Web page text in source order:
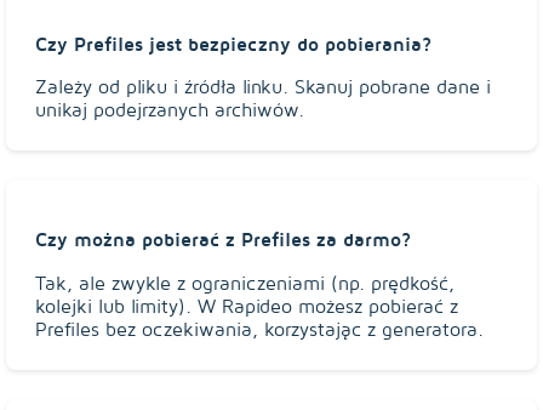
Czy Prefiles jest bezpieczny do pobierania?
Zależy od pliku i źródła linku. Skanuj pobrane dane i
unikaj podejrzanych archiwów.
Czy można pobierać z Prefiles za darmo?
Tak, ale zwykle z ograniczeniami (np. prędkość,
kolejki lub limity). W Rapideo możesz pobierać z
Prefiles bez oczekiwania, korzystając z generatora.